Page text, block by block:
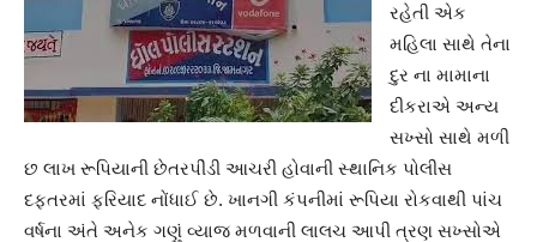
રહેતી એક
મહિલા સાથે તેના
દુર ના મામાના
દીકરાએ અન્ય
સખ્સો સાથે મળી
છ લાખ રૂપિયાની છેતરપીંડી આચરી હોવાની સ્થાનિક પોલીસ
દફતરમાં ફરિયાદ નોંધાઈ છે. ખાનગી કંપનીમાં રૂપિયા રોકવાથી પાંચ
વર્ષના અંતે અનેક ગણું વ્યાજ મળવાની લાલચ આપી ત્રણ સખ્સોએ